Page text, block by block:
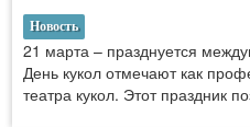
Новость
21 марта – празднуется
День кукол отмечают как
театра кукол. Этот праздник